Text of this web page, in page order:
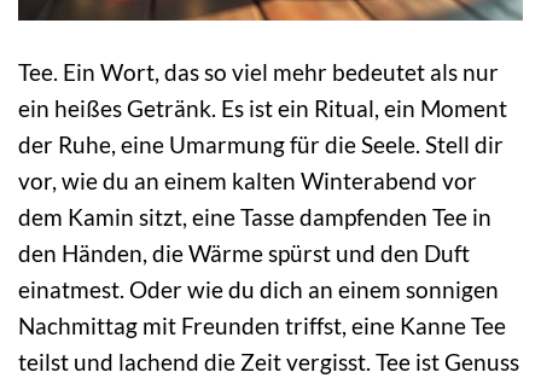
Tee. Ein Wort, das so viel mehr bedeutet als nur
ein heißes Getränk. Es ist ein Ritual, ein Moment
der Ruhe, eine Umarmung für die Seele. Stell dir
vor, wie du an einem kalten Winterabend vor
dem Kamin sitzt, eine Tasse dampfenden Tee in
den Händen, die Wärme spürst und den Duft
einatmest. Oder wie du dich an einem sonnigen
Nachmittag mit Freunden triffst, eine Kanne Tee
teilst und lachend die Zeit vergisst. Tee ist Genuss